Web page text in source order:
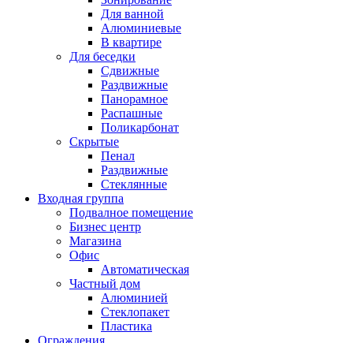
Для ванной
Алюминиевые
В квартире
Для беседки
Сдвижные
Раздвижные
Панорамное
Распашные
Поликарбонат
Скрытые
Пенал
Раздвижные
Стеклянные
Входная группа
Подвалное помещение
Бизнес центр
Магазина
Офис
Автоматическая
Частный дом
Алюминией
Стеклопакет
Пластика
Ограждения